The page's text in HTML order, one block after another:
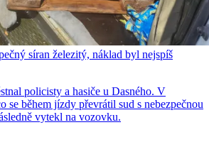
síran železitý, náklad byl nejspíš
policisty a hasiče u Dasného. V
se během jízdy převrátil sud s nebezpečnou
vytekl na vozovku.